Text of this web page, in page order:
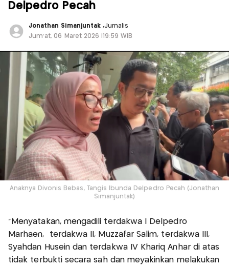
Delpedro Pecah
Jonathan Simanjuntak,Jurnalis
Jum'at, 06 Maret 2026 |19:59 WIB
Anaknya Divonis Bebas, Tangis Ibunda Delpedro Pecah (Jonathan
Simanjuntak)
"Menyatakan, mengadili terdakwa I Delpedro
Marhaen, terdakwa II, Muzzafar Salim, terdakwa III,
Syahdan Husein dan terdakwa IV Khariq Anhar di atas
tidak terbukti secara sah dan meyakinkan melakukan